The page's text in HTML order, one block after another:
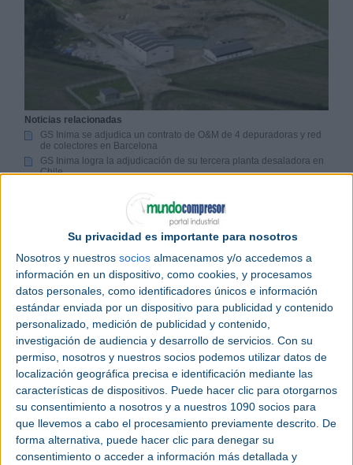
Su privacidad es importante para nosotros
Nosotros y nuestros socios almacenamos y/o accedemos a
información en un dispositivo, como cookies, y procesamos
datos personales, como identificadores únicos e información
estándar enviada por un dispositivo para publicidad y contenido
personalizado, medición de publicidad y contenido,
investigación de audiencia y desarrollo de servicios. Con su
permiso, nosotros y nuestros socios podemos utilizar datos de
localización geográfica precisa e identificación mediante las
características de dispositivos. Puede hacer clic para otorgarnos
su consentimiento a nosotros y a nuestros 1090 socios para
que llevemos a cabo el procesamiento previamente descrito. De
forma alternativa, puede hacer clic para denegar su
consentimiento o acceder a información más detallada y
Noticias relacionadas
GS Inima se adjudica un contrato de O&M de 4 depuradoras y red
de colectores en Barcelona
GS Inima logra la adjudicación de su tercera planta desaladora en
Chile
GS Inima realizará la remodelación de la EDAR de Aranjuez,
La UTE formada por GS Inima Environment y OHL
logra la adjudicación del contrato de las obras de
“Segunda Fase de la Estación Depuradora de Aguas
Residuales del Concejo de El Franco (Asturias)”, por
un importe de más de 2 millones de euros, a
realizar en un plazo de 18 meses.
La 1ª Fase de la EDAR la desarrolló también esta
UTE en el año 2007 y supone una referencia más
en tecnología ORBAL para GS Inima, lo que supone
un importante valor añadido en este contrato.